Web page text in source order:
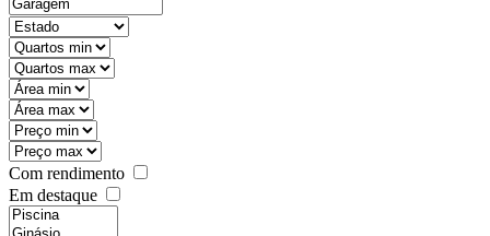
state
mintypo
maxtypo
minarea
maxarea
minprice
maxprice
Com rendimento
Em destaque
features